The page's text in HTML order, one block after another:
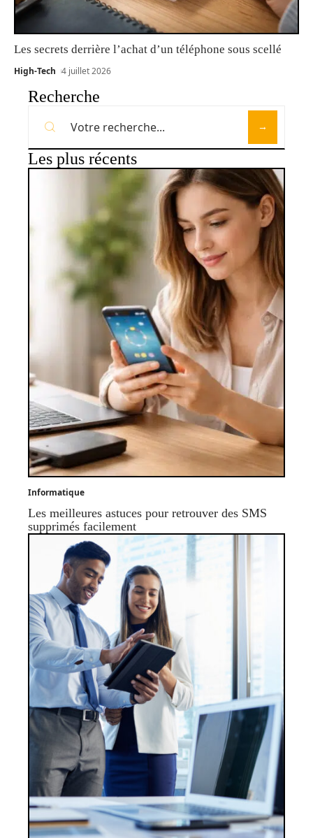
Les secrets derrière l’achat d’un téléphone sous scellé
High-Tech 4 juillet 2026
Recherche
Les plus récents
Informatique
Les meilleures astuces pour retrouver des SMS
supprimés facilement